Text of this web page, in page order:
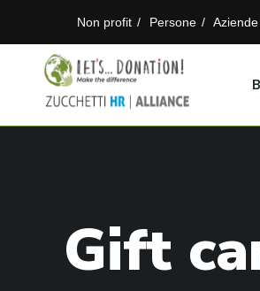
Non profit Persone Aziende
Gift ca